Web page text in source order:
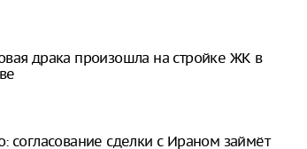
драка произошла на стройке ЖК в
согласование сделки с Ираном займёт